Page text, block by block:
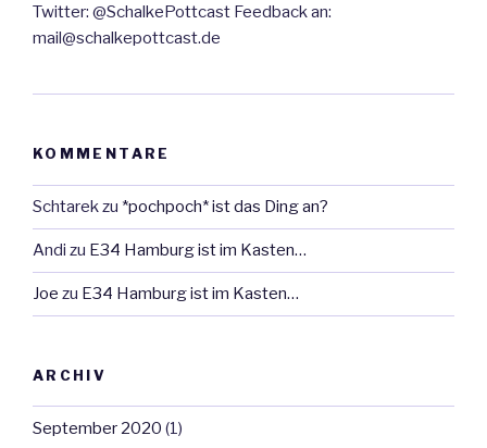
Twitter: @SchalkePottcast Feedback an:
mail@schalkepottcast.de
KOMMENTARE
Schtarekzu *pochpoch* ist das Ding an?
Andi zu E34 Hamburg ist im Kasten…
Joe zu E34 Hamburg ist im Kasten…
ARCHIV
September 2020 (1)